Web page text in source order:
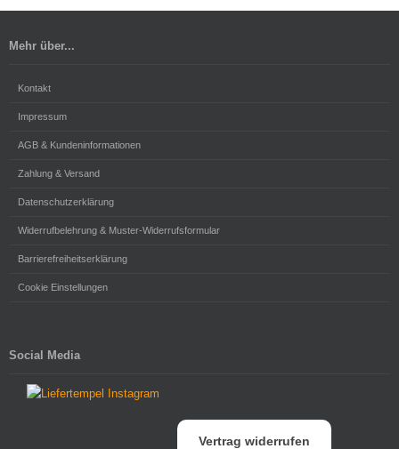
Mehr über...
Kontakt
Impressum
AGB & Kundeninformationen
Zahlung & Versand
Datenschutzerklärung
Widerrufbelehrung & Muster-Widerrufsformular
Barrierefreiheitserklärung
Cookie Einstellungen
Social Media
Vertrag widerrufen